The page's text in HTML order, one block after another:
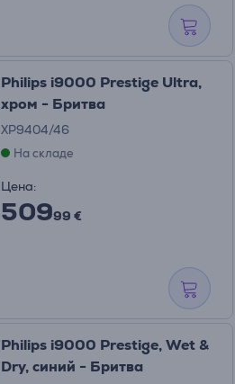
Philips i9000 Prestige Ultra,
хром - Бритва
XP9404/46
На складе
Цена:
50999 €
Philips i9000 Prestige, Wet &
Dry, синий - Бритва